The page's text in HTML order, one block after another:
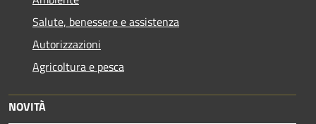
Salute, benessere e assistenza
Autorizzazioni
Agricoltura e pesca
NOVITÀ